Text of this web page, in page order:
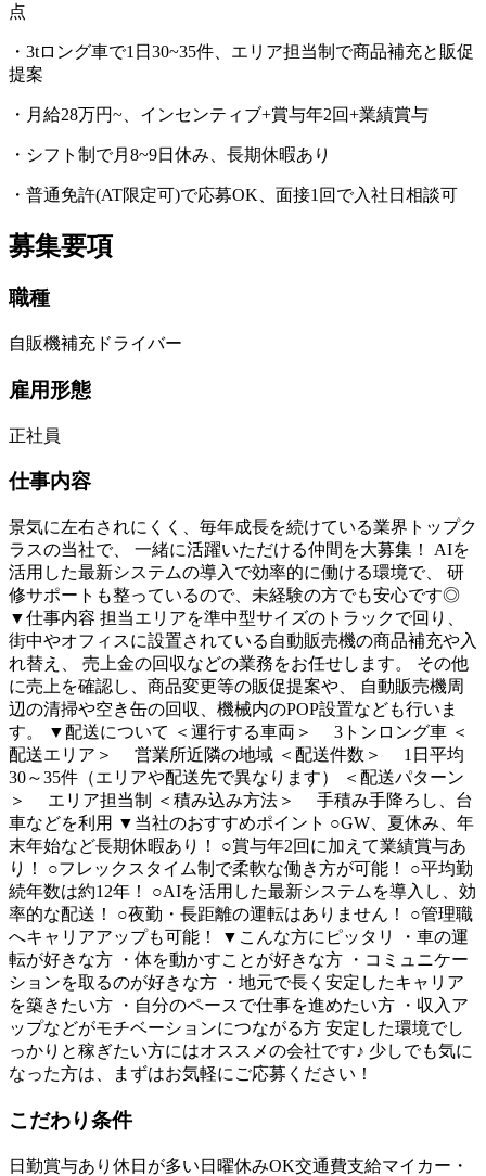
点
・3tロング車で1日30~35件、エリア担当制で商品補充と販促
提案
・月給28万円~、インセンティブ+賞与年2回+業績賞与
・シフト制で月8~9日休み、長期休暇あり
・普通免許(AT限定可)で応募OK、面接1回で入社日相談可
募集要項
職種
自販機補充ドライバー
雇用形態
正社員
仕事内容
景気に左右されにくく、毎年成長を続けている業界トップク
ラスの当社で、 一緒に活躍いただける仲間を大募集！ AIを
活用した最新システムの導入で効率的に働ける環境で、 研
修サポートも整っているので、未経験の方でも安心です◎
▼仕事内容 担当エリアを準中型サイズのトラックで回り、
街中やオフィスに設置されている自動販売機の商品補充や入
れ替え、 売上金の回収などの業務をお任せします。 その他
に売上を確認し、商品変更等の販促提案や、 自動販売機周
辺の清掃や空き缶の回収、機械内のPOP設置なども行いま
す。 ▼配送について ＜運行する車両＞ 3トンロング車 ＜
配送エリア＞ 営業所近隣の地域 ＜配送件数＞ 1日平均
30～35件（エリアや配送先で異なります） ＜配送パターン
＞ エリア担当制 ＜積み込み方法＞ 手積み手降ろし、台
車などを利用 ▼当社のおすすめポイント ○GW、夏休み、年
末年始など長期休暇あり！ ○賞与年2回に加えて業績賞与あ
り！ ○フレックスタイム制で柔軟な働き方が可能！ ○平均勤
続年数は約12年！ ○AIを活用した最新システムを導入し、効
率的な配送！ ○夜勤・長距離の運転はありません！ ○管理職
へキャリアアップも可能！ ▼こんな方にピッタリ ・車の運
転が好きな方 ・体を動かすことが好きな方 ・コミュニケー
ションを取るのが好きな方 ・地元で長く安定したキャリア
を築きたい方 ・自分のペースで仕事を進めたい方 ・収入ア
ップなどがモチベーションにつながる方 安定した環境でし
っかりと稼ぎたい方にはオススメの会社です♪ 少しでも気に
なった方は、まずはお気軽にご応募ください！
こだわり条件
日勤賞与あり 休日が多い 日曜休みOK交通費支給マイカー・